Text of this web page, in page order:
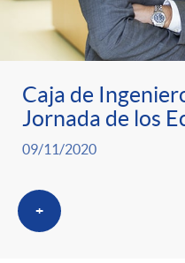
r
a
S
a
n
p
r
e
n
d
l
i
c
a
d
Caja de
Jornada de los
09/11/2020
+